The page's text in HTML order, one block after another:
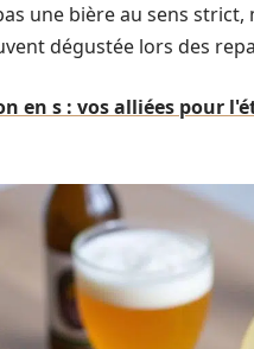
une bière au sens
dégustée lors des
en s : vos alliées pour